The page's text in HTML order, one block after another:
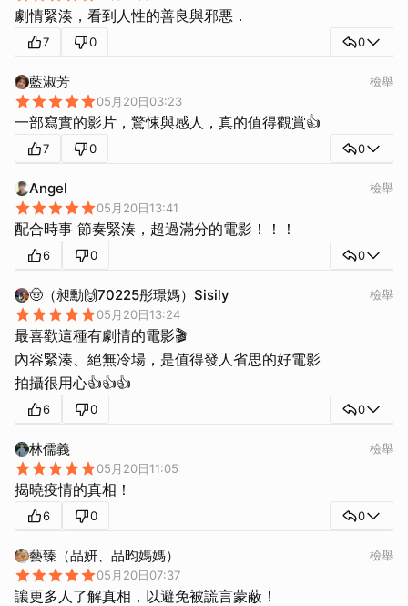
劇情緊湊，看到人性的善良與邪悪．
7 0 0
藍淑芳
05月20日03:23
檢舉
一部寫實的影片，驚悚與感人，真的值得觀賞👍
7 0 0
Angel
05月20日13:41
檢舉
配合時事 節奏緊湊，超過滿分的電影！！！
6 0 0
🤠（昶勳🙌70225彤璟媽）Sisily
05月20日13:24
檢舉
最喜歡這種有劇情的電影🎬
內容緊湊、絕無冷場，是值得發人省思的好電影
拍攝很用心👍👍👍
6 0 0
林儒義
05月20日11:05
檢舉
揭曉疫情的真相！
6 0 0
藝臻（品妍、品昀媽媽）
05月20日07:37
檢舉
讓更多人了解真相，以避免被謊言蒙蔽！